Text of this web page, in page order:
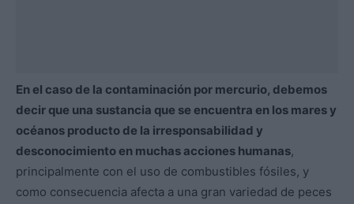
En el caso de la contaminación por mercurio, debemos
decir que una sustancia que se encuentra en los mares y
océanos producto de la irresponsabilidad y
desconocimiento en muchas acciones humanas,
principalmente con el uso de combustibles fósiles, y
como consecuencia afecta a una gran variedad de peces